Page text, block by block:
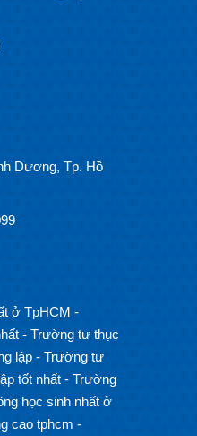
Dương, Tp. Hồ
ở TpHCM -
- Trường tư thục
lập - Trường tư
tốt nhất - Trường
học sinh nhất ở
cao tphcm -